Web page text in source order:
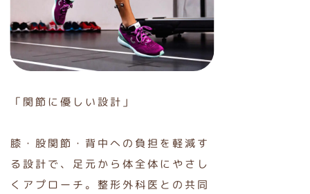
「関節に優しい設計」
膝・股関節・背中への負担を軽減す
る設計で、足元から体全体にやさし
くアプローチ。整形外科医との共同